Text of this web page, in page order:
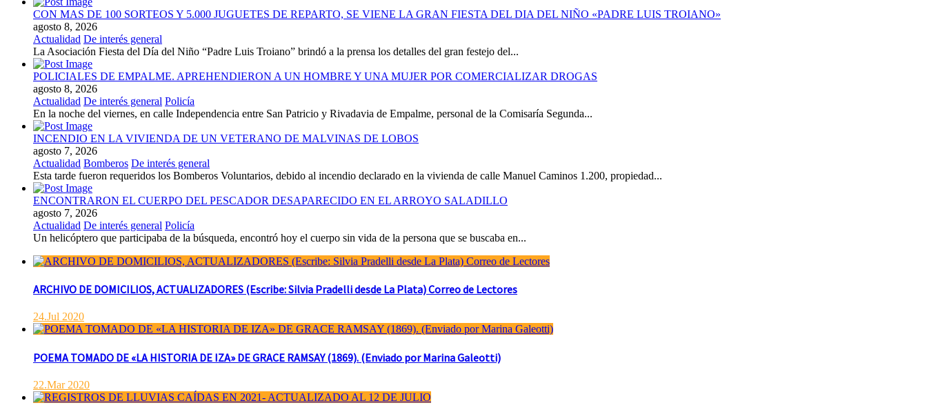
CON MAS DE 100 SORTEOS Y 5.000 JUGUETES DE REPARTO, SE VIENE LA GRAN FIESTA DEL DIA DEL NIÑO «PADRE LUIS TROIANO»
agosto 8, 2026
Actualidad De interés general
La Asociación Fiesta del Día del Niño “Padre Luis Troiano” brindó a la prensa los detalles del gran festejo del...
POLICIALES DE EMPALME. APREHENDIERON A UN HOMBRE Y UNA MUJER POR COMERCIALIZAR DROGAS
agosto 8, 2026
Actualidad De interés general Policía
En la noche del viernes, en calle Independencia entre San Patricio y Rivadavia de Empalme, personal de la Comisaría Segunda...
INCENDIO EN LA VIVIENDA DE UN VETERANO DE MALVINAS DE LOBOS
agosto 7, 2026
Actualidad Bomberos De interés general
Esta tarde fueron requeridos los Bomberos Voluntarios, debido al incendio declarado en la vivienda de calle Manuel Caminos 1.200, propiedad...
ENCONTRARON EL CUERPO DEL PESCADOR DESAPARECIDO EN EL ARROYO SALADILLO
agosto 7, 2026
Actualidad De interés general Policía
Un helicóptero que participaba de la búsqueda, encontró hoy el cuerpo sin vida de la persona que se buscaba en...
ARCHIVO DE DOMICILIOS, ACTUALIZADORES (Escribe: Silvia Pradelli desde La Plata) Correo de Lectores
24.Jul 2020
POEMA TOMADO DE «LA HISTORIA DE IZA» DE GRACE RAMSAY (1869). (Enviado por Marina Galeotti)
22.Mar 2020